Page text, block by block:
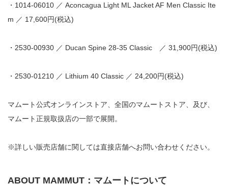
・1014-06010 ／ Aconcagua Light ML Jacket AF Men Classic Ite
m ／ 17,600円(税込)
・2530-00930 ／ Ducan Spine 28-35 Classic ／ 31,900円(税込)
・2530-01210 ／ Lithium 40 Classic ／ 24,200円(税込)
マムート公式オンラインストア、全国のマムートストア、及び、
マムート正規取扱店の一部で展開。
※詳しい販売店舗に関しては直接店舗へお問い合わせください。
ABOUT MAMMUT：マムートについて